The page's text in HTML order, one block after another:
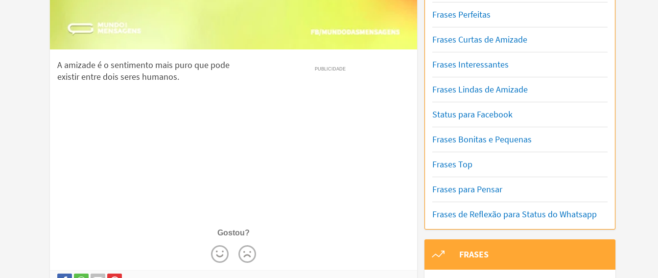
A amizade é o sentimento mais puro que pode
existir entre dois seres humanos.
Gostou?
Frases Perfeitas
Frases Curtas de Amizade
Frases Interessantes
Frases Lindas de Amizade
Status para Facebook
Frases Bonitas e Pequenas
Frases Top
Frases para Pensar
Frases de Reflexão para Status do Whatsapp
FRASES